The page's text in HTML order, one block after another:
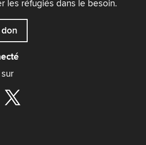
les réfugiés dans le besoin.